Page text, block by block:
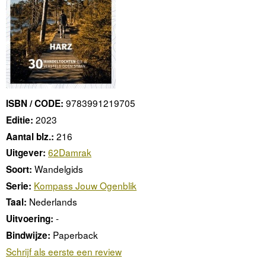
ISBN / CODE: 9783991219705
Editie: 2023
Aantal blz.: 216
Uitgever: 62Damrak
Soort: Wandelgids
Serie: Kompass Jouw Ogenblik
Taal: Nederlands
Uitvoering: -
Bindwijze: Paperback
Schrijf als eerste een review